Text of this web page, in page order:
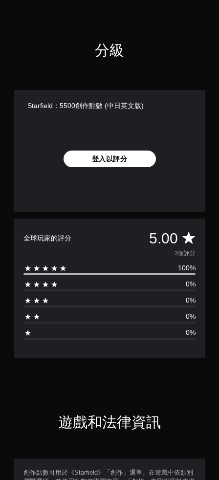
分級
Starfield：5500創作點數 (中日英文版)
登入以評分
全球玩家的評分 5.00 平
均
評
分
5
星
星
3個評分
100%
0%
0%
0%
0%
遊戲和法律資訊
創作點數可用於《Starfield》「創作」選單。在遊戲中依類別